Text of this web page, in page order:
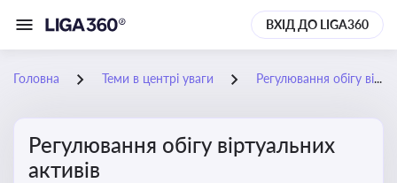
ВХІД ДО LIGA360
Головна Теми в центрі уваги Регулювання обігу віртуальних активів
Регулювання обігу віртуальних
активів